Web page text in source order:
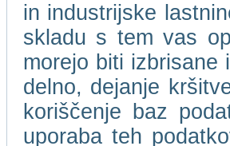
in industrijske
skladu s tem vas
morejo biti izbrisane
delno, dejanje
koriščenje baz
uporaba teh